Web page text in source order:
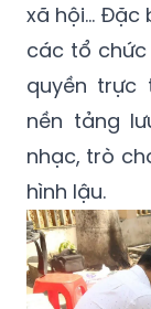
xã hội...
các tổ chức
quyền trực
nền tảng
nhạc, trò
hình lậu.